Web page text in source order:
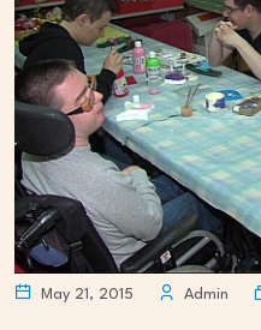
May 21, 2015 Admin